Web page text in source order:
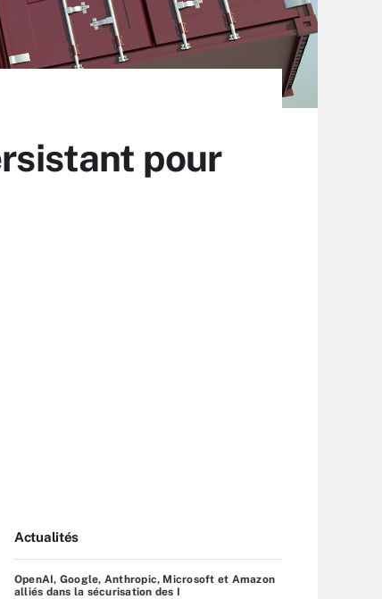
pour
Actualités
OpenAI, Google, Anthropic, Microsoft et Amazon
alliés dans la sécurisation des I